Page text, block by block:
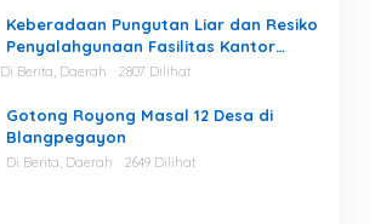
Keberadaan Pungutan Liar dan Resiko
Penyalahgunaan Fasilitas Kantor
Masih Tinggi di Gayo Lues.
Di Berita, Daerah 2807 Dilihat
Gotong Royong Masal 12 Desa di
Blangpegayon
Di Berita, Daerah 2649 Dilihat